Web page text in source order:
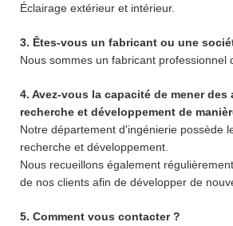
Éclairage extérieur et intérieur.
3. Êtes-vous un fabricant ou une
Nous sommes un fabricant professionnel
4. Avez-vous la capacité de mener des
recherche et développement de
Notre département d'ingénierie possède
recherche et développement.
Nous recueillons également
de nos clients afin de développer de
5. Comment vous contacter ?